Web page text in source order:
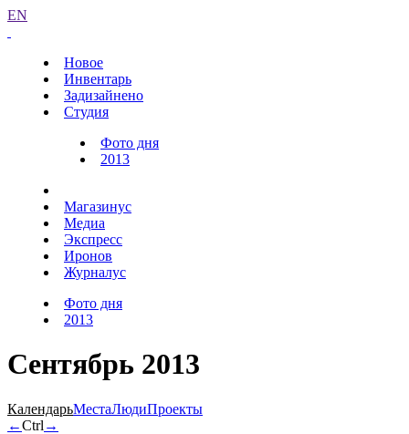
EN
Новое
Инвентарь
Задизайнено
Студия
Фото дня
2013
Магазинус
Медиа
Экспресс
Иронов
Журналус
Фото дня
2013
Сентябрь 2013
КалендарьМестаЛюдиПроекты
←Ctrl →